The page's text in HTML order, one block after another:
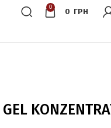
0
0 ГРН